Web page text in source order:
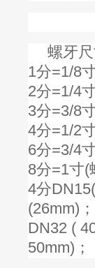
螺牙
1分=1/8
2分=1/4
3分=3/8
4分=1/2
6分=3/4
8分=1寸(
4分
(26mm)
DN32 (
50mm)；